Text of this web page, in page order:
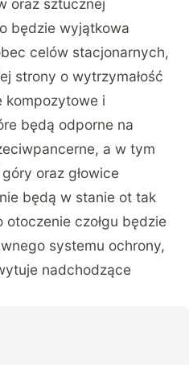
oraz sztucznej
będzie wyjątkowa
celów stacjonarnych,
strony o wytrzymałość
kompozytowe i
będą odporne na
a w tym
oraz głowice
będą w stanie ot tak
czołgu będzie
systemu ochrony,
nadchodzące